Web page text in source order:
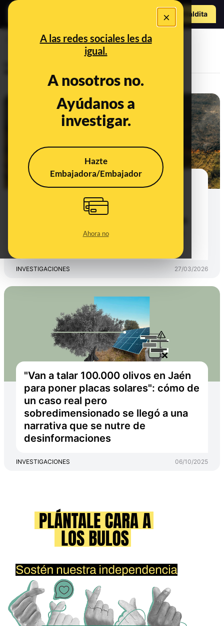
×
A las redes sociales les da
igual.
A nosotros no.
Ayúdanos a
investigar.
Hazte
Embajadora/Embajador
Ahora no
Hazte Maldita
energías renovables
Comenzó en Telegram y X y se
amplificó en Instagram: cómo se
difundió la narrativa de que las
las culpables de los incendios de
INVESTIGACIONES 27/03/2026
"Van a talar 100.000 olivos en Jaén
para poner placas solares": cómo de
un caso real pero
sobredimensionado se llegó a una
narrativa que se nutre de
desinformaciones
INVESTIGACIONES 06/10/2025